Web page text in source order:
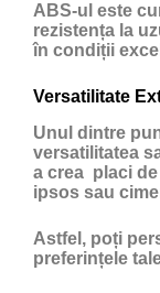
ABS-ul este
rezistența la
în condiții
Versatilitate
Unul dintre
versatilitatea
a crea placi
ipsos sau
Astfel, poți
preferințele